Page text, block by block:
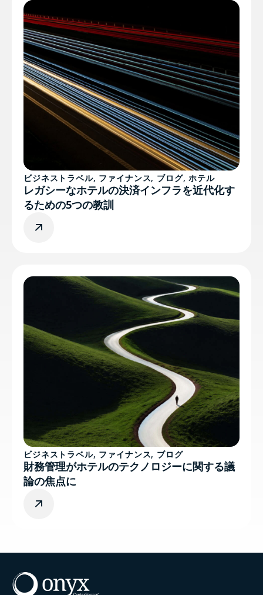
ビジネストラベル, ファイナンス, ブログ,ホテル
レガシーなホテルの決済インフラを近代化す
るための5つの教訓
ビジネストラベル, ファイナンス, ブログ
財務管理がホテルのテクノロジーに関する議
論の焦点に